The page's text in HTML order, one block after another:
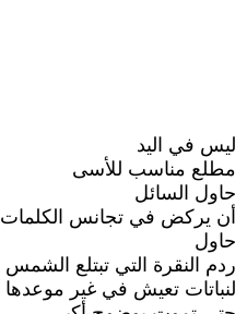
ليس في اليد
مطلع مناسب للأسى
حاول السائل
أن يركض في تجانس الكلمات
حاول
ردم النقرة التي تبتلع الشمس
لنباتات تعيش في غير موعدها